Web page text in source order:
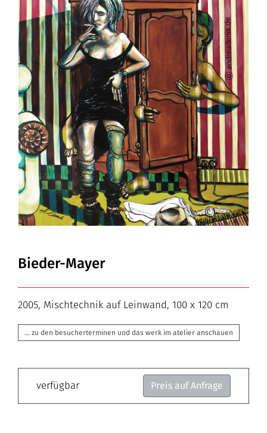
Bieder-Mayer
2005, Mischtechnik auf Leinwand, 100 x 120 cm
… zu den besucherterminen und das werk im atelier anschauen
verfügbar Preis auf Anfrage